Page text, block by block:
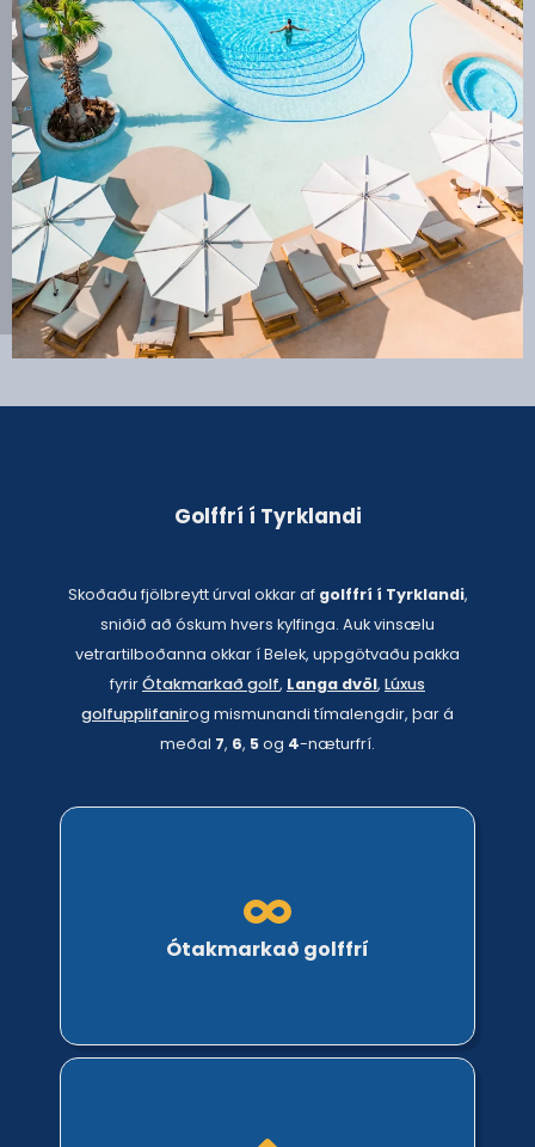
Golffrí í Tyrklandi
Skoðaðu fjölbreytt úrval okkar af golffrí í Tyrklandi,
sniðið að óskum hvers kylfinga. Auk vinsælu
vetrartilboðanna okkar í Belek, uppgötvaðu pakka
fyrirÓtakmarkað golf, Langa dvöl, Lúxus
golfupplifanirog mismunandi tímalengdir, þar á
meðal 7, 6, 5og 4-næturfrí.
Ótakmarkað golffrí